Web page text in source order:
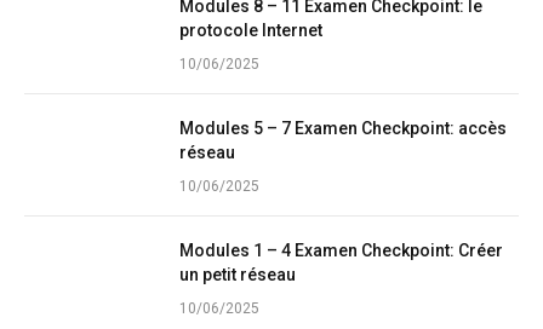
Modules 8 – 11 Examen Checkpoint: le
protocole Internet
10/06/2025
Modules 5 – 7 Examen Checkpoint: accès
réseau
10/06/2025
Modules 1 – 4 Examen Checkpoint: Créer
un petit réseau
10/06/2025